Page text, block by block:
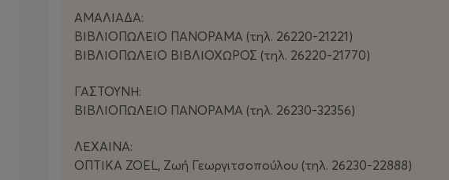
ΑΜΑΛΙΑΔΑ:
ΒΙΒΛΙΟΠΩΛΕΙΟ ΠΑΝΟΡΑΜΑ (τηλ. 26220-21221)
ΒΙΒΛΙΟΠΩΛΕΙΟ ΒΙΒΛΙΟΧΩΡΟΣ (τηλ. 26220-21770)
ΓΑΣΤΟΥΝΗ:
ΒΙΒΛΙΟΠΩΛΕΙΟ ΠΑΝΟΡΑΜΑ (τηλ. 26230-32356)
ΛΕΧΑΙΝΑ:
ΟΠΤΙΚΑ ZOEL, Ζωή Γεωργιτσοπούλου (τηλ. 26230-22888)